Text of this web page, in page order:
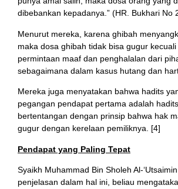
dibebankan kepadanya.” (HR. Bukhari No
Menurut mereka, karena ghibah
maka dosa ghibah tidak bisa gugur
permintaan maaf dan penghalalan dari
sebagaimana dalam kasus hutang dan
Mereka juga menyatakan bahwa hadits
pegangan pendapat pertama adalah
bertentangan dengan prinsip bahwa hak
gugur dengan kerelaan pemiliknya. [4]
Pendapat yang Paling Tepat
Syaikh Muhammad Bin Sholeh Al-
penjelasan dalam hal ini, beliau